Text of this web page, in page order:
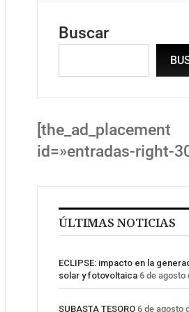
Buscar
[the_ad_placement
id=»entradas-right-
ÚLTIMAS NOTICIAS
ECLIPSE: impacto en la
solar y fotovoltaica 6 de agosto
SUBASTA TESORO 6 de agosto